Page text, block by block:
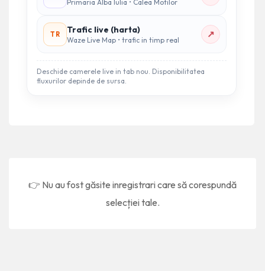
👉 Nu au fost găsite inregistrari care să corespundă
selecției tale.
Primaria Alba Iulia • Calea Motilor
TR Trafic live (harta)
Waze Live Map • trafic in timp real ↗
Deschide camerele live in tab nou. Disponibilitatea
fluxurilor depinde de sursa.